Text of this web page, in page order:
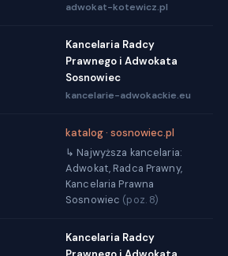
adwokat-kotewicz.pl
Kancelaria Radcy
Prawnego i Adwokata
Sosnowiec
kancelarie-adwokackie.eu
katalog · sosnowiec.pl
↳ Najwyższa kancelaria:
Adwokat, Radca Prawny,
Kancelaria Prawna
Sosnowiec (poz. 8)
Kancelaria Radcy